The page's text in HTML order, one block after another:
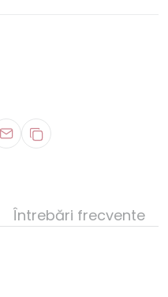
Întrebări frecvente